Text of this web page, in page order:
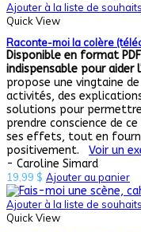
Ajouter à la liste de souhaits
Quick View
Raconte-moi la colère
Disponible en format
indispensable pour aider
propose une vingtaine
activités, des
solutions pour
prendre conscience de
ses effets, tout en
positivement. Voir un
- Caroline Simard
19,99 $ Ajouter au panier
Ajouter à la liste de souhaits
Quick View